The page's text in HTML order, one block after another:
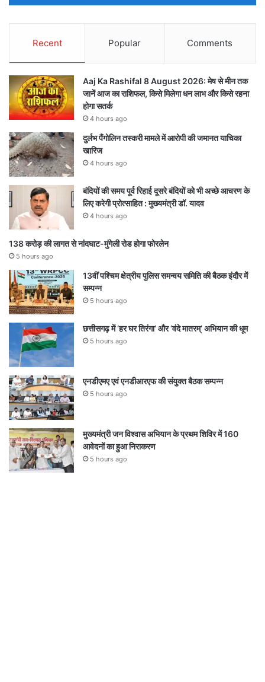
Recent Popular Comments
Aaj Ka Rashifal 8 August 2026: मेष से मीन तक
जानें आज का राशिफल, किसे मिलेगा धन लाभ और किसे रहना
होगा सतर्क
4 hours ago
दुर्लभ पैंगोलिन तस्करी मामले में आरोपी की जमानत याचिका
खारिज
4 hours ago
बंदियों की समय पूर्व रिहाई दूसरे बंदियों को भी अच्छे आचरण के
लिए करेगी प्रोत्साहित : मुख्यमंत्री डॉ. यादव
4 hours ago
138 करोड़ की लागत से नांदघाट-मुंगेली रोड होगा फोरलेन
5 hours ago
13वीं पश्चिम क्षेत्रीय पुलिस समन्वय समिति की बैठक इंदौर में
सम्पन्न
5 hours ago
छत्तीसगढ़ में ‘हर घर तिरंगा’ और ‘वंदे मातरम्’ अभियान की धूम
5 hours ago
एनडीएमए एवं एनडीआरएफ की संयुक्त बैठक सम्पन्न
5 hours ago
मुख्यमंत्री जन विश्वास अभियान के प्रथम शिविर में 160
आवेदनों का हुआ निराकरण
5 hours ago